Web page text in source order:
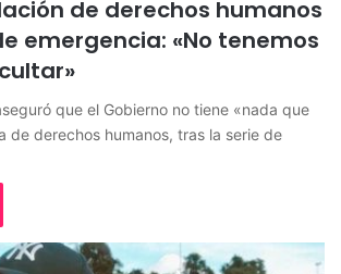
de derechos humanos
emergencia: «No tenemos
que el Gobierno no tiene «nada que
de derechos humanos, tras la serie de